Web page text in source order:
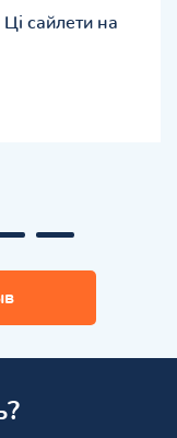
Ці сайлети на